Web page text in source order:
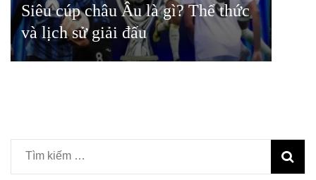
Siêu cúp châu Âu là gì? Thể thức
và lịch sử giải đấu
Tìm
kiếm